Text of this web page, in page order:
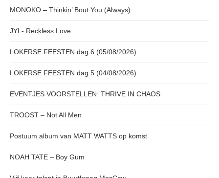
MONOKO – Thinkin’ Bout You (Always)
JYL- Reckless Love
LOKERSE FEESTEN dag 6 (05/08/2026)
LOKERSE FEESTEN dag 5 (04/08/2026)
EVENTJES VOORSTELLEN: THRIVE IN CHAOS
TROOST – Not All Men
Postuum album van MATT WATTS op komst
NOAH TATE – Boy Gum